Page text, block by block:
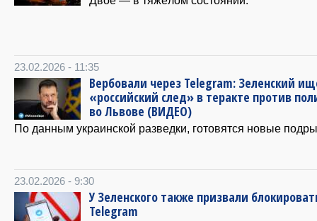
23.02.2026 - 11:35
Вербовали через Telegram: Зеленский
«российский след» в теракте против
во Львове (ВИДЕО)
По данным украинской разведки, готовятся новые
23.02.2026 - 9:30
У Зеленского также призвали
Telegram